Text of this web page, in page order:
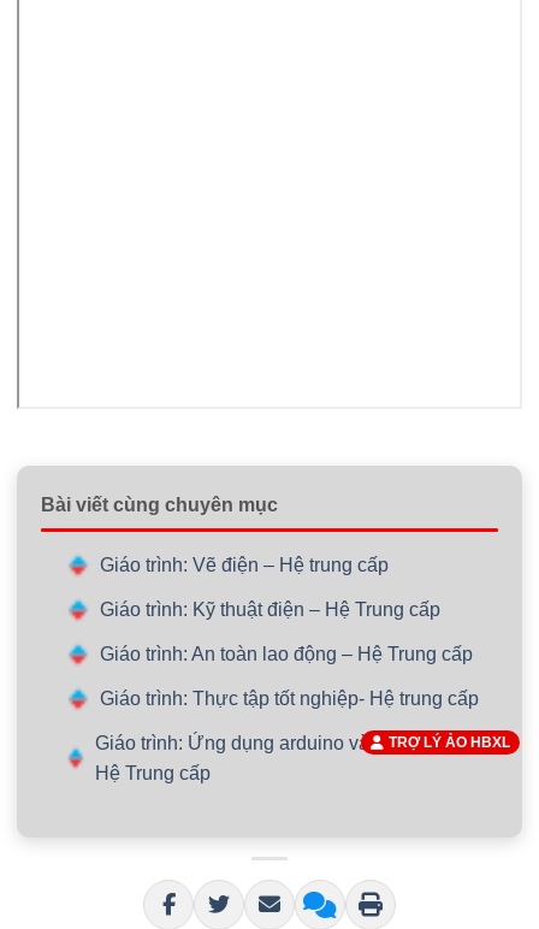
Bài viết cùng chuyên mục
Giáo trình: Vẽ điện – Hệ trung cấp
Giáo trình: Kỹ thuật điện – Hệ Trung cấp
Giáo trình: An toàn lao động – Hệ Trung cấp
Giáo trình: Thực tập tốt nghiệp- Hệ trung cấp
Giáo trình: Ứng dụng arduino và vi điều khiển-
Hệ Trung cấp
TRỢ LÝ ẢO HBXL